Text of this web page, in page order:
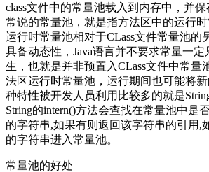
class文件中的常量池载入到内存中，并
常说的常量池，就是指方法区中的运行时
运行时常量池相对于CLass文件常量池的
具备动态性，Java语言并不要求常量一
生，也就是并非预置入CLass文件中常量
法区运行时常量池，运行期间也可能将
种特性被开发人员利用比较多的就是
String的intern()方法会查找在常量池中是
的字符串,如果有则返回该字符串的引用,
的字符串进入常量池。
常量池的好处